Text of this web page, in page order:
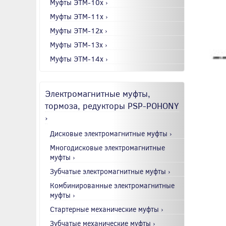
Муфты ЭТМ-10x ›
Муфты ЭТМ-11x ›
Муфты ЭТМ-12x ›
Муфты ЭТМ-13x ›
Муфты ЭТМ-14x ›
Электромагнитные муфты,
тормоза, редукторы PSP-POHONY
›
Дисковые электромагнитные муфты ›
Многодисковые электромагнитные
муфты ›
Зубчатые электромагнитные муфты ›
Комбинированные электромагнитные
муфты ›
Стартерные механические муфты ›
Зубчатые механические муфты ›